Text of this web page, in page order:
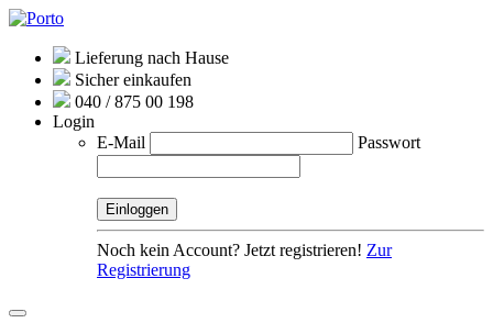
Lieferung nach Hause
Sicher einkaufen
040 / 875 00 198
Login
E-Mail
Passwort
Noch kein Account? Jetzt registrieren! Zur
Registrierung